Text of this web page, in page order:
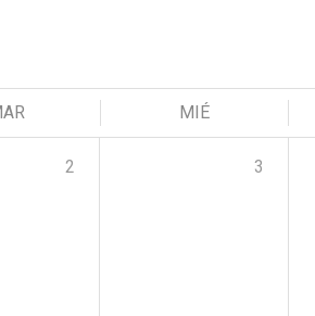
MIÉ
2 3